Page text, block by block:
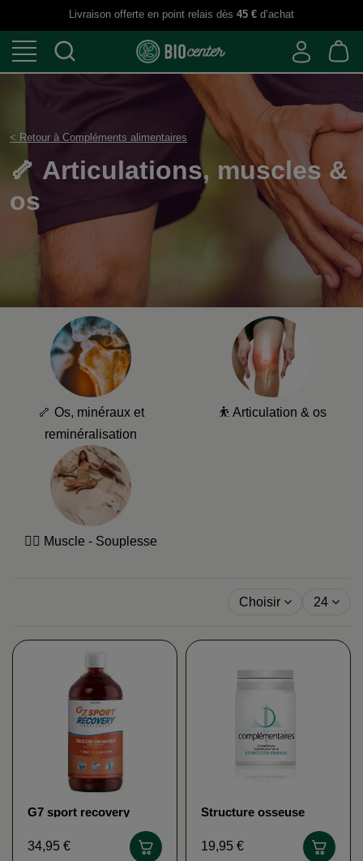
Livraison offerte en point relais dès 45 € d’achat
< Retour à Compléments alimentaires
🦴 Articulations,
🦴 Os, minéraux et
reminéralisation
⛹️ Articulation & os
🏋️‍♂️ Muscle - Souplesse
Choisir 24
G7 sport recovery
34,95 €
Structure osseuse
19,95 €